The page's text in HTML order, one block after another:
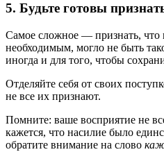
5. Будьте готовы
Самое сложное — признать, что
необходимым, могло не быть
иногда и для того, чтобы
Отделяйте себя от своих
не все их признают.
Помните: ваше восприятие не
кажется, что насилие было
обратите внимание на слово